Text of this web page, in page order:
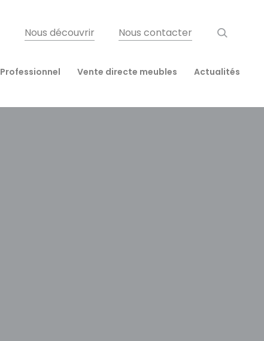
Nous contacter
Nous découvrir
Professionnel Vente directe meubles Actualités